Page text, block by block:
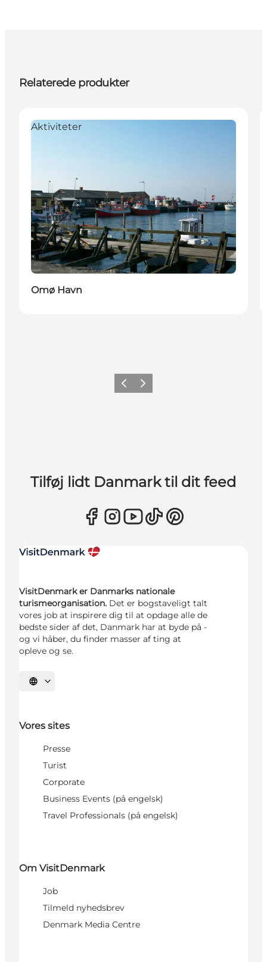
Relaterede produkter
Aktiviteter
Omø Havn
ForrigeNæste
Tilføj lidt Danmark til dit feed
VisitDenmark er Danmarks nationale
turismeorganisation. Det er bogstaveligt talt
vores job at inspirere dig til at opdage alle de
bedste sider af det, Danmark har at byde på -
og vi håber, du finder masser af ting at
opleve og se.
Vælg sprog
Vores sites
Presse
Turist
Corporate
Business Events (på engelsk)
Travel Professionals (på engelsk)
Om VisitDenmark
Job
Tilmeld nyhedsbrev
Denmark Media Centre